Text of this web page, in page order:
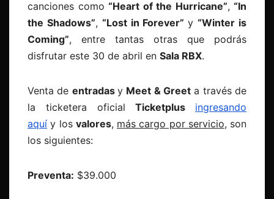
canciones como “Heart of the Hurricane”, “In
the Shadows”, “Lost in Forever”y“Winter is
Coming”, entre tantas otras que podrás
disfrutar este 30 de abril en Sala RBX.
Venta de entradasy Meet & Greet a través de
la ticketera oficialTicketplus ingresando
aquí y los valores, más cargo por servicio, son
los siguientes:
Preventa: $39.000